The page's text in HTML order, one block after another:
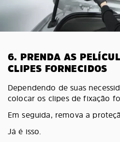
6. PRENDA AS
CLIPES FORNECIDOS
Dependendo de suas
colocar os clipes de fixação
Em seguida, remova a
Já é isso.